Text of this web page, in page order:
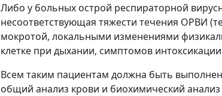
Либо у больных острой респираторной
несоответствующая тяжести течения ОРВИ
мокротой, локальными изменениями
клетке при дыхании, симптомов
Всем таким пациентам должна быть
общий анализ крови и биохимический